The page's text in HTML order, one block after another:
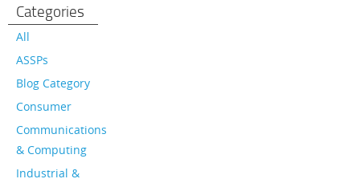
Categories
All
ASSPs
Blog Category
Consumer
Communications
& Computing
Industrial &